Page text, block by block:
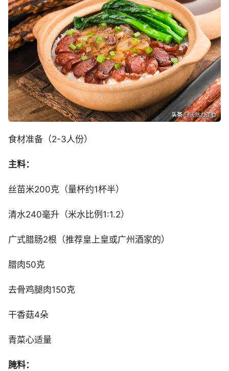
食材准备（2-3人份）
主料：
丝苗米200克（量杯约1杯半）
清水240毫升（米水比例1:1.2）
广式腊肠2根（推荐皇上皇或广州酒家的）
腊肉50克
去骨鸡腿肉150克
干香菇4朵
青菜心适量
腌料：